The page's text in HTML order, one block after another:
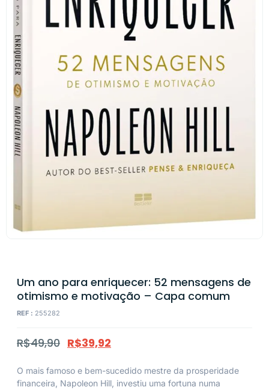
Um ano para enriquecer: 52 mensagens de
otimismo e motivação – Capa comum
REF : 255282
R$49,90 R$39,92
O mais famoso e bem-sucedido mestre da prosperidade
financeira, Napoleon Hill, investiu uma fortuna numa